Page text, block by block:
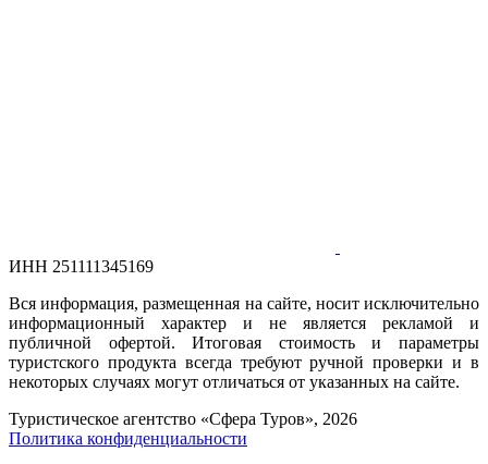
ИНН 251111345169
Вся информация, размещенная на сайте, носит исключительно
информационный характер и не является рекламой и
публичной офертой. Итоговая стоимость и параметры
туристского продукта всегда требуют ручной проверки и в
некоторых случаях могут отличаться от указанных на сайте.
Туристическое агентство «Сфера Туров», 2026
Политика конфиденциальности